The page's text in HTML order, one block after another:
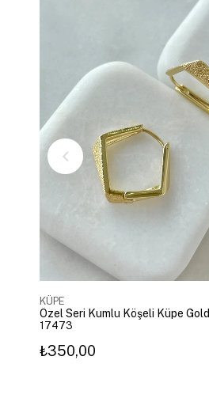
KÜPE
Özel Seri Kumlu Köşeli Küpe Gold
17473
₺350,00